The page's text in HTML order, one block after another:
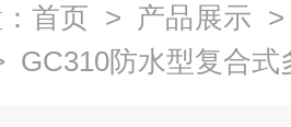
首页 > 产品展示
GC310防水型复合式